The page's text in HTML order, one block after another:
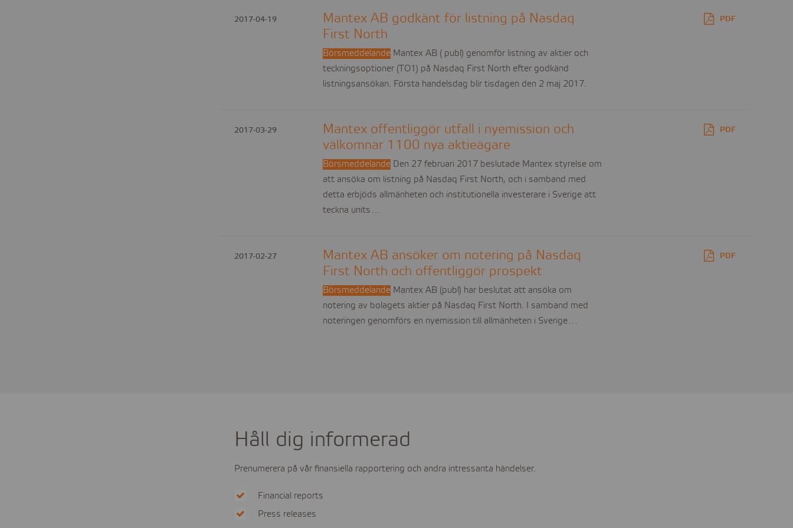
2017-04-19
Mantex AB godkänt för listning på Nasdaq
First North
BörsmeddelandeMantex AB ( publ) genomför listning av aktier och
teckningsoptioner (TO1) på Nasdaq First North efter godkänd
listningsansökan. Första handelsdag blir tisdagen den 2 maj 2017.
PDF
2017-03-29
Mantex offentliggör utfall i nyemission och
välkomnar 1100 nya aktieägare
BörsmeddelandeDen 27 februari 2017 beslutade Mantex styrelse om
att ansöka om listning på Nasdaq First North, och i samband med
detta erbjöds allmänheten och institutionella investerare i Sverige att
teckna units…
PDF
2017-02-27
Mantex AB ansöker om notering på Nasdaq
First North och offentliggör prospekt
BörsmeddelandeMantex AB (publ) har beslutat att ansöka om
notering av bolagets aktier på Nasdaq First North. I samband med
noteringen genomförs en nyemission till allmänheten i Sverige…
PDF
Håll dig informerad
Prenumerera på vår finansiella rapportering och andra intressanta händelser.
Financial reports
Press releases